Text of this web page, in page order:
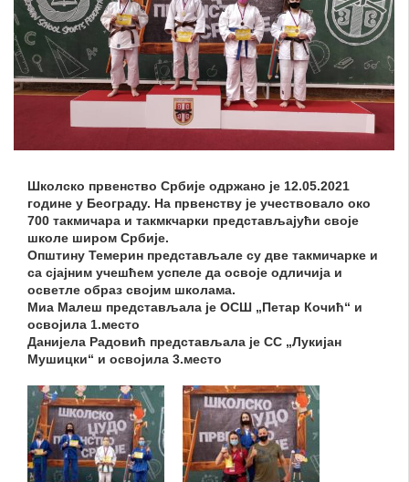
Школско првенство Србије одржано је 12.05.2021
године у Београду. На првенству је учествовало око
700 такмичара и такмкчарки представљајући своје
школе широм Србије.
Општину Темерин представљале су две такмичарке и
са сјајним учешћем успеле да освоје одличија и
осветле образ својим школама.
Миа Малеш представљала је ОСШ „Петар Кочић“ и
освојила 1.место
Данијела Радовић представљала је СС „Лукијан
Мушицки“ и освојила 3.место